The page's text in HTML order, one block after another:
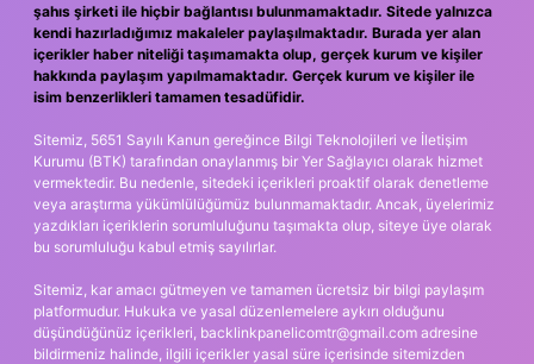
şahıs şirketi ile hiçbir bağlantısı bulunmamaktadır. Sitede yalnızca
kendi hazırladığımız makaleler paylaşılmaktadır. Burada yer alan
içerikler haber niteliği taşımamakta olup, gerçek kurum ve kişiler
hakkında paylaşım yapılmamaktadır. Gerçek kurum ve kişiler ile
isim benzerlikleri tamamen tesadüfidir.
Sitemiz, 5651 Sayılı Kanun gereğince Bilgi Teknolojileri ve İletişim
Kurumu (BTK) tarafından onaylanmış bir Yer Sağlayıcı olarak hizmet
vermektedir. Bu nedenle, sitedeki içerikleri proaktif olarak denetleme
veya araştırma yükümlülüğümüz bulunmamaktadır. Ancak, üyelerimiz
yazdıkları içeriklerin sorumluluğunu taşımakta olup, siteye üye olarak
bu sorumluluğu kabul etmiş sayılırlar.
Sitemiz, kar amacı gütmeyen ve tamamen ücretsiz bir bilgi paylaşım
platformudur. Hukuka ve yasal düzenlemelere aykırı olduğunu
düşündüğünüz içerikleri, backlinkpanelicomtr@gmail.com adresine
bildirmeniz halinde, ilgili içerikler yasal süre içerisinde sitemizden